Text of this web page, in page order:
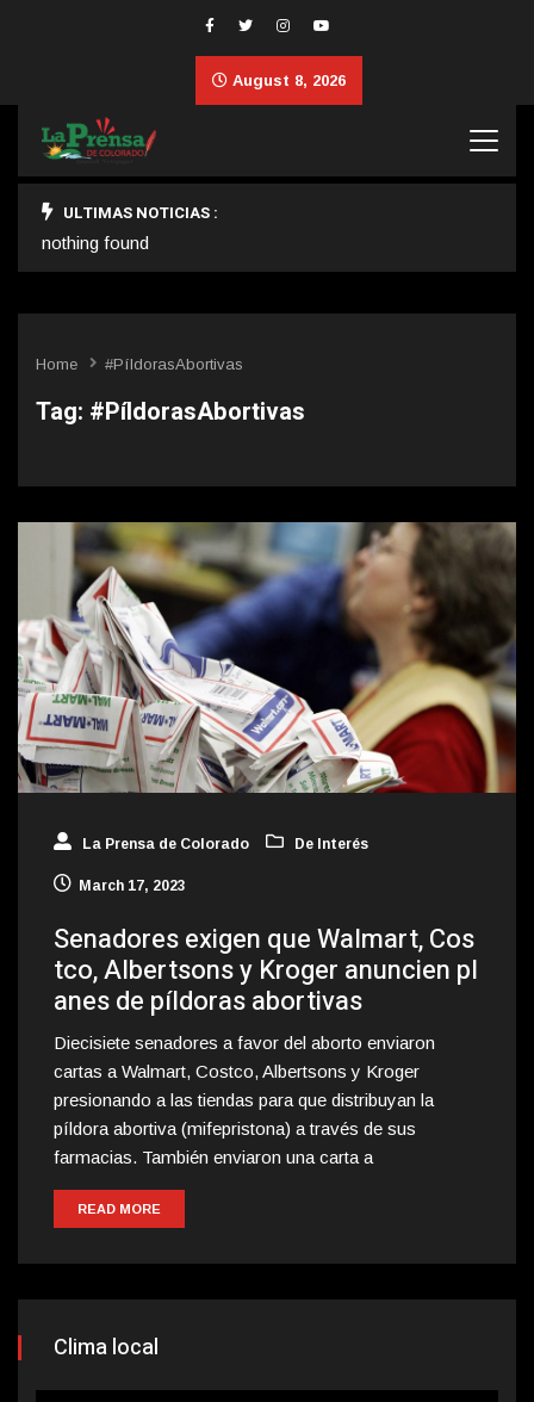
August 8, 2026
ULTIMAS NOTICIAS :
nothing found
Home #PíldorasAbortivas
Tag: #PíldorasAbortivas
La Prensa de Colorado De Interés
March 17, 2023
Senadores exigen que Walmart, Cos
tco, Albertsons y Kroger anuncien pl
anes de píldoras abortivas
Diecisiete senadores a favor del aborto enviaron
cartas a Walmart, Costco, Albertsons y Kroger
presionando a las tiendas para que distribuyan la
píldora abortiva (mifepristona) a través de sus
farmacias. También enviaron una carta a
READ MORE
Clima local